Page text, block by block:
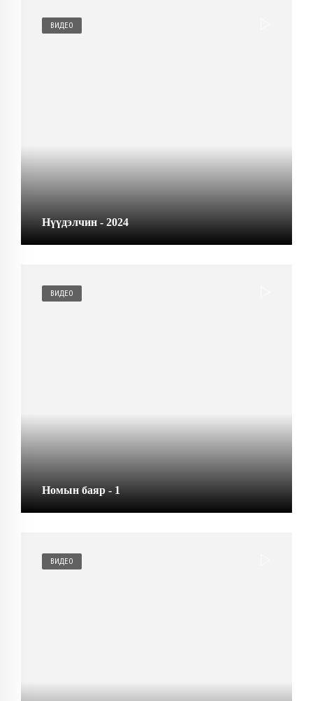
ВИДЕО
Нүүдэлчин - 2024
ВИДЕО
Номын баяр - 1
ВИДЕО